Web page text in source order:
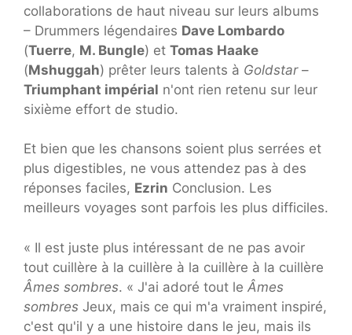
collaborations de haut niveau sur leurs albums
– Drummers légendaires Dave Lombardo
(Tuerre, M. Bungle) et Tomas Haake
(Mshuggah) prêter leurs talents à Goldstar –
Triumphant impérial n'ont rien retenu sur leur
sixième effort de studio.
Et bien que les chansons soient plus serrées et
plus digestibles, ne vous attendez pas à des
réponses faciles, Ezrin Conclusion. Les
meilleurs voyages sont parfois les plus difficiles.
« Il est juste plus intéressant de ne pas avoir
tout cuillère à la cuillère à la cuillère à la cuillère
Âmes sombres. « J'ai adoré tout le Âmes
sombres Jeux, mais ce qui m'a vraiment inspiré,
c'est qu'il y a une histoire dans le jeu, mais ils